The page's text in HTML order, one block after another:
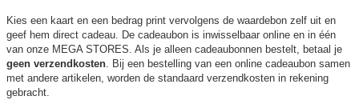
Kies een kaart en een bedrag print vervolgens de waardebon zelf uit en
geef hem direct cadeau. De cadeaubon is inwisselbaar online en in één
van onze MEGA STORES. Als je alleen cadeaubonnen bestelt, betaal je
geen verzendkosten. Bij een bestelling van een online cadeaubon samen
met andere artikelen, worden de standaard verzendkosten in rekening
gebracht.